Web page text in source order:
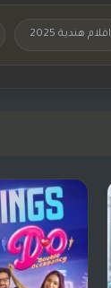
افلام هندية 2025